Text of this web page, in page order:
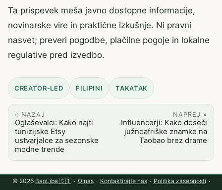
Ta prispevek meša javno dostopne informacije,
novinarske vire in praktične izkušnje. Ni pravni
nasvet; preveri pogodbe, plačilne pogoje in lokalne
regulative pred izvedbo.
CREATOR-LED FILIPINI TAKATAK
« NAZAJ
Oglaševalci: Kako najti
tunizijske Etsy
ustvarjalce za sezonske
modne trende
NAPREJ »
Influencerji: Kako doseči
južnoafriške znamke na
Taobao brez drame
© 2026 BaoLiba 🇸🇮 · O nas · Kontaktirajte nas · Politika zasebnosti ·